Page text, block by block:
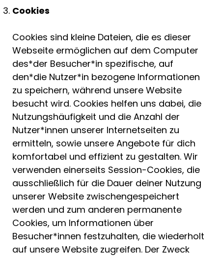
Cookies
Cookies sind kleine Dateien, die es dieser
Webseite ermöglichen auf dem Computer
des*der Besucher*in spezifische, auf
den*die Nutzer*in bezogene Informationen
zu speichern, während unsere Website
besucht wird. Cookies helfen uns dabei, die
Nutzungshäufigkeit und die Anzahl der
Nutzer*innen unserer Internetseiten zu
ermitteln, sowie unsere Angebote für dich
komfortabel und effizient zu gestalten. Wir
verwenden einerseits Session-Cookies, die
ausschließlich für die Dauer deiner Nutzung
unserer Website zwischengespeichert
werden und zum anderen permanente
Cookies, um Informationen über
Besucher*innen festzuhalten, die wiederholt
auf unsere Website zugreifen. Der Zweck